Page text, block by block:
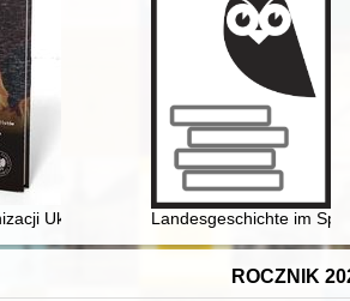
Ukraińskich Nacjonalistów i Ukraińskiej
Landesgeschichte im
ROCZNIK